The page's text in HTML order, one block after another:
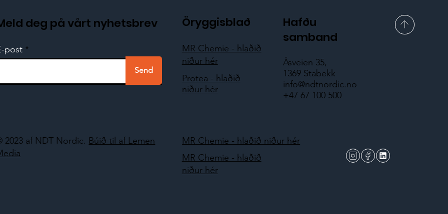
Öryggisblað
MR Chemie - hlaðið
niður hér
Protea - hlaðið
niður hér
Hafðu
samband
Åsveien 35,
1369 Stabekk
info@ndtnordic.no
+47 67 100 500
2023 af NDT Nordic. Búið til af Lemen
deg på vårt nyhetsbrev
post
Send
MR Chemie - hlaðið niður hér
MR Chemie - hlaðið
niður hér